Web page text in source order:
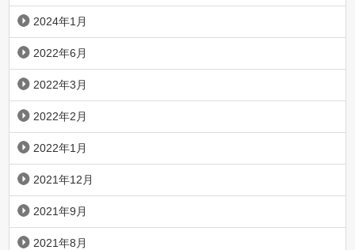
2024年1月
2022年6月
2022年3月
2022年2月
2022年1月
2021年12月
2021年9月
2021年8月